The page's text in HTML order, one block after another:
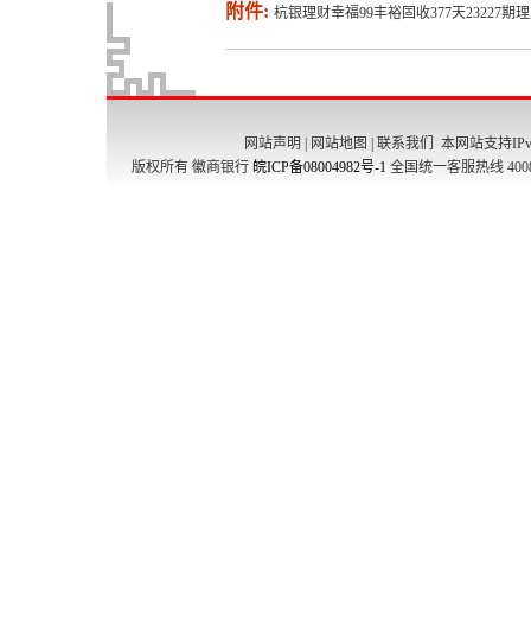
附件: 杭银理财幸福99丰裕固收377天23227期
网站声明 网站地图 联系我们
本网站支持
版权所有 徽商银行 皖ICP备08004982号-1 全国统一客服热线